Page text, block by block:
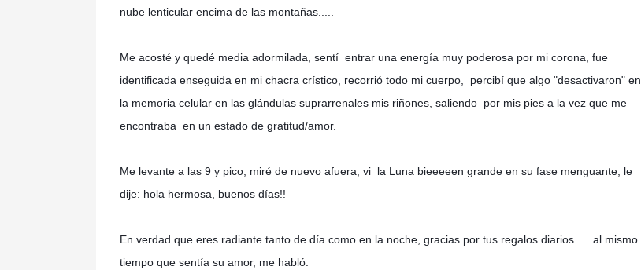
nube lenticular encima de las montañas.....
Me acosté y quedé media adormilada, sentí entrar una energía muy poderosa por mi corona, fue
identificada enseguida en mi chacra crístico, recorrió todo mi cuerpo, percibí que algo "desactivaron" en
la memoria celular en las glándulas suprarrenales mis riñones, saliendo por mis pies a la vez que me
encontraba en un estado de gratitud/amor.
Me levante a las 9 y pico, miré de nuevo afuera, vi la Luna bieeeeen grande en su fase menguante, le
dije: hola hermosa, buenos días!!
En verdad que eres radiante tanto de día como en la noche, gracias por tus regalos diarios..... al mismo
tiempo que sentía su amor, me habló: